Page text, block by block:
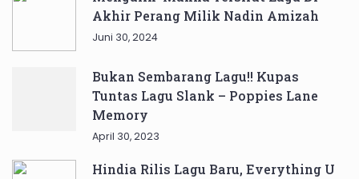
Akhir Perang Milik Nadin Amizah
Juni 30, 2024
Bukan Sembarang Lagu!! Kupas
Tuntas Lagu Slank – Poppies Lane
Memory
April 30, 2023
Hindia Rilis Lagu Baru, Everything U